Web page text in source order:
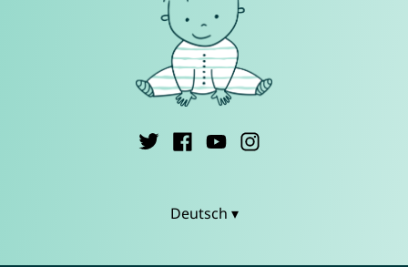
Deutsch ▾